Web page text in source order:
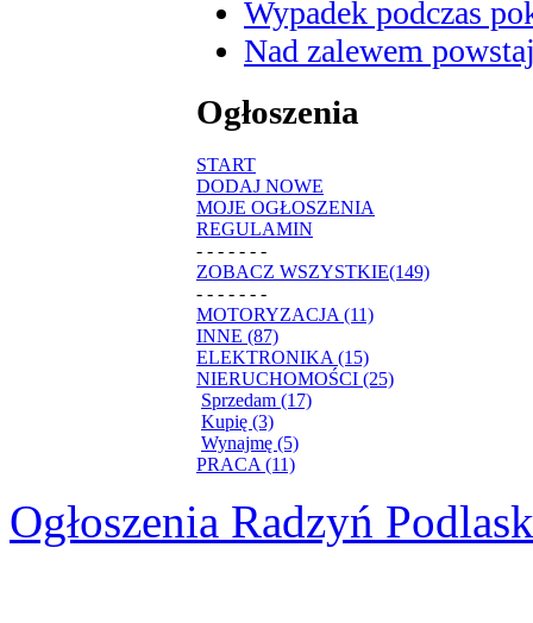
Wypadek podczas
Nad zalewem
Ogłoszenia
START
DODAJ NOWE
MOJE OGŁOSZENIA
REGULAMIN
- - - - - - -
ZOBACZ WSZYSTKIE(149)
- - - - - - -
MOTORYZACJA (11)
INNE (87)
ELEKTRONIKA (15)
NIERUCHOMOŚCI (25)
Sprzedam (17)
Kupię (3)
Wynajmę (5)
PRACA (11)
Ogłoszenia Radzyń